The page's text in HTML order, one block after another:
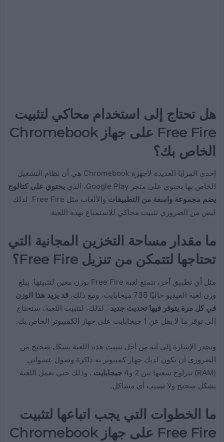
هل تحتاج إلى استخدام محاكي لتثبيت
Free Fire على جهاز Chromebook
الخاص بك؟
إحدى المزايا العديدة لأجهزة Chromebook هي أن نظام التشغيل
الخاص بها يحتوي على متجر Google Play، الذي
يحتوي على كتالوج
يضم مجموعة واسعة من التطبيقات
والألعاب مثل Free Fire. لذلك
ليس من الضروري تثبيت محاكي للاستمتاع بهذه اللعبة.
ما مقدار مساحة التخزين المجانية التي
تحتاجها لتتمكن من تنزيل Free Fire؟
مثل أي تطبيق آخر، تتمتع لعبة Free Fire بوزن معين لتثبيتها. يبلغ
وزن لعبة الفيديو حاليًا 738 ميجابايت، ومع ذلك،
قد يزيد هذا الوزن
في كل مرة يتوفر فيها تحديث جديد . لذلك، لتثبيت اللعبة، ستحتاج
إلى توفر ما لا يقل عن 1 جيجابايت على جهاز الكمبيوتر الخاص بك.
وتجدر الإشارة إلى أنه من أجل تثبيت هذه اللعبة بشكل صحيح من
الضروري أن يكون لديك جهاز كمبيوتر به ذاكرة وصول عشوائي
(RAM) تتراوح سعتها بين 2 و4
جيجابايت . وذلك حتى تعمل اللعبة
بشكل صحيح ولا تسبب أي مشاكل.
ما الخطوات التي يجب اتباعها لتثبيت
Free Fire على جهاز Chromebook